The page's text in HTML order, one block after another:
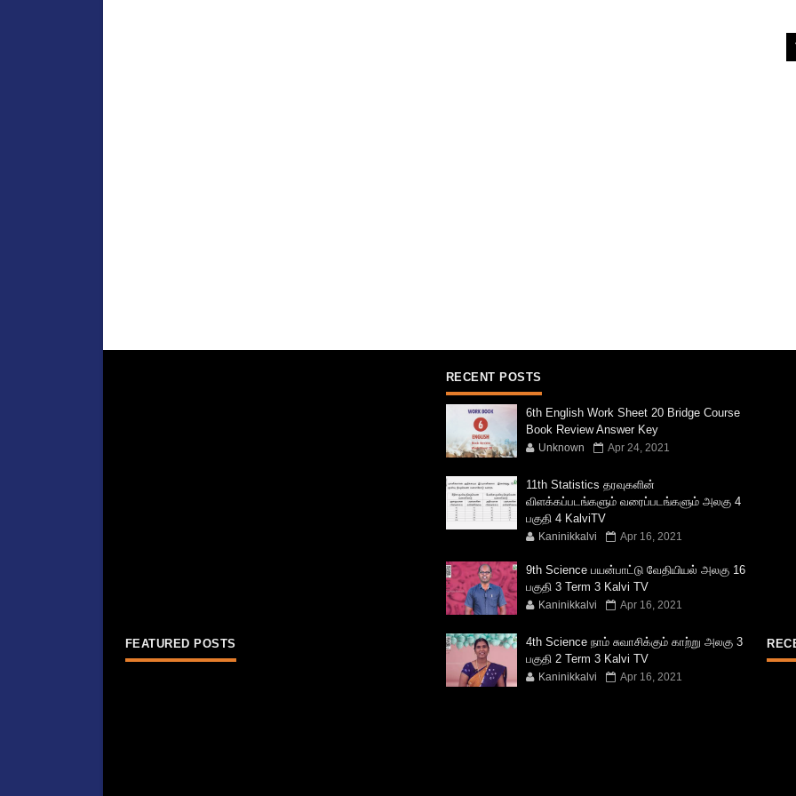
FEATURED POSTS
RECENT POSTS
6th English Work Sheet 20 Bridge Course
Book Review Answer Key
Unknown Apr 24, 2021
11th Statistics தரவுகளின்
விளக்கப்படங்களும் வரைப்படங்களும் அலகு 4
பகுதி 4 KalviTV
Kaninikkalvi Apr 16, 2021
9th Science பயன்பாட்டு வேதியியல் அலகு 16
பகுதி 3 Term 3 Kalvi TV
Kaninikkalvi Apr 16, 2021
4th Science நாம் சுவாசிக்கும் காற்று அலகு 3
பகுதி 2 Term 3 Kalvi TV
Kaninikkalvi Apr 16, 2021